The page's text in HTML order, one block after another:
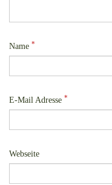
Name *
E-Mail Adresse *
Webseite